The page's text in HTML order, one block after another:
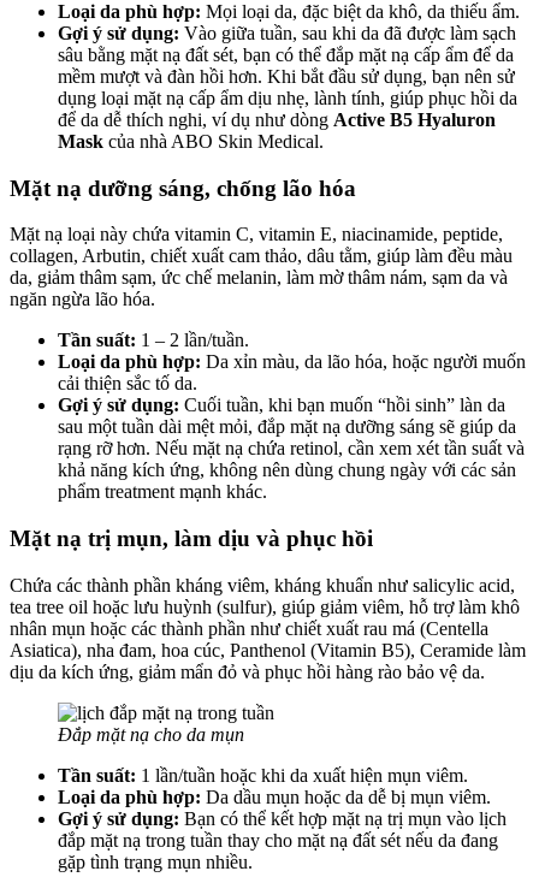
Loại da phù hợp: Mọi loại da, đặc biệt da khô, da thiếu ẩm.
Gợi ý sử dụng: Vào giữa tuần, sau khi da đã được làm sạch
sâu bằng mặt nạ đất sét, bạn có thể đắp mặt nạ cấp ẩm để da
mềm mượt và đàn hồi hơn. Khi bắt đầu sử dụng, bạn nên sử
dụng loại mặt nạ cấp ẩm dịu nhẹ, lành tính, giúp phục hồi da
để da dễ thích nghi, ví dụ như dòng Active B5 Hyaluron
Mask của nhà ABO Skin Medical.
Mặt nạ dưỡng sáng, chống lão hóa
Mặt nạ loại này chứa vitamin C, vitamin E, niacinamide, peptide,
collagen, Arbutin, chiết xuất cam thảo, dâu tằm, giúp làm đều màu
da, giảm thâm sạm, ức chế melanin, làm mờ thâm nám, sạm da và
ngăn ngừa lão hóa.
Tần suất: 1 – 2 lần/tuần.
Loại da phù hợp: Da xỉn màu, da lão hóa, hoặc người muốn
cải thiện sắc tố da.
Gợi ý sử dụng: Cuối tuần, khi bạn muốn “hồi sinh” làn da
sau một tuần dài mệt mỏi, đắp mặt nạ dưỡng sáng sẽ giúp da
rạng rỡ hơn. Nếu mặt nạ chứa retinol, cần xem xét tần suất và
khả năng kích ứng, không nên dùng chung ngày với các sản
phẩm treatment mạnh khác.
Mặt nạ trị mụn, làm dịu và phục hồi
Chứa các thành phần kháng viêm, kháng khuẩn như salicylic acid,
tea tree oil hoặc lưu huỳnh (sulfur), giúp giảm viêm, hỗ trợ làm khô
nhân mụn hoặc các thành phần như chiết xuất rau má (Centella
Asiatica), nha đam, hoa cúc, Panthenol (Vitamin B5), Ceramide làm
dịu da kích ứng, giảm mẩn đỏ và phục hồi hàng rào bảo vệ da.
Đắp mặt nạ cho da mụn
Tần suất: 1 lần/tuần hoặc khi da xuất hiện mụn viêm.
Loại da phù hợp: Da dầu mụn hoặc da dễ bị mụn viêm.
Gợi ý sử dụng: Bạn có thể kết hợp mặt nạ trị mụn vào lịch
đắp mặt nạ trong tuần thay cho mặt nạ đất sét nếu da đang
gặp tình trạng mụn nhiều.